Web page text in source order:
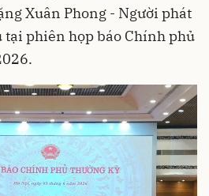
Xuân Phong - Người phát
tại phiên họp báo Chính phủ